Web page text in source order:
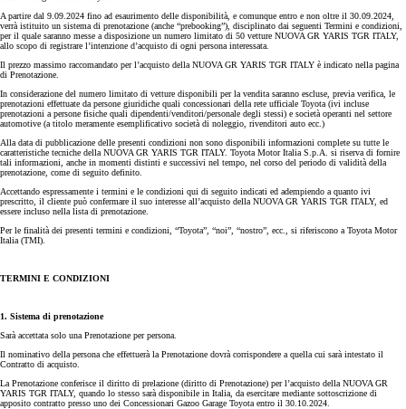
A partire dal 9.09.2024 fino ad esaurimento delle disponibilità, e comunque entro e non oltre il 30.09.2024,
verrà istituito un sistema di prenotazione (anche “prebooking”), disciplinato dai seguenti Termini e condizioni,
per il quale saranno messe a disposizione un numero limitato di 50 vetture NUOVA GR YARIS TGR ITALY,
allo scopo di registrare l’intenzione d’acquisto di ogni persona interessata.
Il prezzo massimo raccomandato per l’acquisto della NUOVA GR YARIS TGR ITALY è indicato nella pagina
di Prenotazione.
In considerazione del numero limitato di vetture disponibili per la vendita saranno escluse, previa verifica, le
prenotazioni effettuate da persone giuridiche quali concessionari della rete ufficiale Toyota (ivi incluse
prenotazioni a persone fisiche quali dipendenti/venditori/personale degli stessi) e società operanti nel settore
automotive (a titolo meramente esemplificativo società di noleggio, rivenditori auto ecc.)
Alla data di pubblicazione delle presenti condizioni non sono disponibili informazioni complete su tutte le
caratteristiche tecniche della NUOVA GR YARIS TGR ITALY. Toyota Motor Italia S.p.A. si riserva di fornire
tali informazioni, anche in momenti distinti e successivi nel tempo, nel corso del periodo di validità della
prenotazione, come di seguito definito.
Accettando espressamente i termini e le condizioni qui di seguito indicati ed adempiendo a quanto ivi
prescritto, il cliente può confermare il suo interesse all’acquisto della NUOVA GR YARIS TGR ITALY, ed
essere incluso nella lista di prenotazione.
Per le finalità dei presenti termini e condizioni, “Toyota”, “noi”, “nostro”, ecc., si riferiscono a Toyota Motor
Italia (TMI).
TERMINI E CONDIZIONI
1. Sistema di prenotazione
Sarà accettata solo una Prenotazione per persona.
Il nominativo della persona che effettuerà la Prenotazione dovrà corrispondere a quella cui sarà intestato il
Contratto di acquisto.
La Prenotazione conferisce il diritto di prelazione (diritto di Prenotazione) per l’acquisto della NUOVA GR
YARIS TGR ITALY, quando lo stesso sarà disponibile in Italia, da esercitare mediante sottoscrizione di
apposito contratto presso uno dei Concessionari Gazoo Garage Toyota entro il 30.10.2024.